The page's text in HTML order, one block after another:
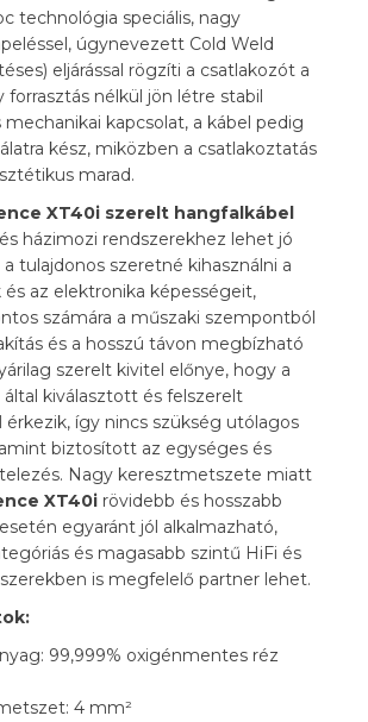
technológia speciális, nagy
úgynevezett Cold Weld
eljárással rögzíti a csatlakozót a
forrasztás nélkül jön létre stabil
kapcsolat, a kábel pedig
kész, miközben a csatlakoztatás
marad.
XT40i szerelt hangfalkábel
házimozi rendszerekhez lehet jó
a tulajdonos szeretné kihasználni a
az elektronika képességeit,
számára a műszaki szempontból
és a hosszú távon megbízható
szerelt kivitel előnye, hogy a
kiválasztott és felszerelt
érkezik, így nincs szükség utólagos
biztosított az egységes és
Nagy keresztmetszete miatt
XT40i rövidebb és hosszabb
egyaránt jól alkalmazható,
és magasabb szintű HiFi és
is megfelelő partner lehet.
99,999% oxigénmentes réz
4 mm²